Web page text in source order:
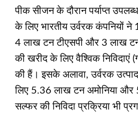
पीक सीजन के दौरान पर्याप्त
के लिए भारतीय उर्वरक कंपनियों ने
4 लाख टन टीएसपी और 3 लाख
की खरीद के लिए वैश्विक निविदाएं
की हैं। इसके अलावा, उर्वरक
लिए 5.36 लाख टन अमोनिया
सल्फर की निविदा प्रक्रिया भी